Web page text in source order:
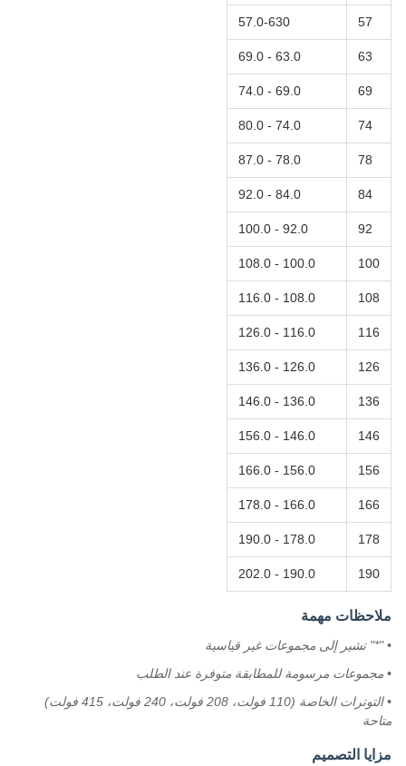
57
57.0-630
63
63.0 - 69.0
69
69.0 - 74.0
74
74.0 - 80.0
78
78.0 - 87.0
84
84.0 - 92.0
92
92.0 - 100.0
100
100.0 - 108.0
108
108.0 - 116.0
116
116.0 - 126.0
126
126.0 - 136.0
136
136.0 - 146.0
146
146.0 - 156.0
156
156.0 - 166.0
166
166.0 - 178.0
178
178.0 - 190.0
190
190.0 - 202.0
ملاحظات مهمة
• "*" تشير إلى مجموعات غير قياسية
• مجموعات مرسومة للمطابقة متوفرة عند الطلب
• التوترات الخاصة (110 فولت، 208 فولت، 240 فولت، 415 فولت)
متاحة
مزايا التصميم